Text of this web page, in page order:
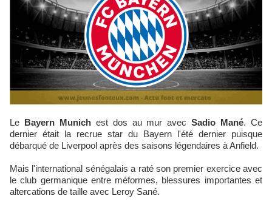
Le Bayern Munichest dos au mur avecSadio Mané. Ce
dernier était la recrue star du Bayern l'été dernier puisque
débarqué de Liverpool après des saisons légendaires à Anfield.
Mais l'international sénégalais a raté son premier exercice avec
le club germanique entre méformes, blessures importantes et
altercations de taille avec Leroy Sané.